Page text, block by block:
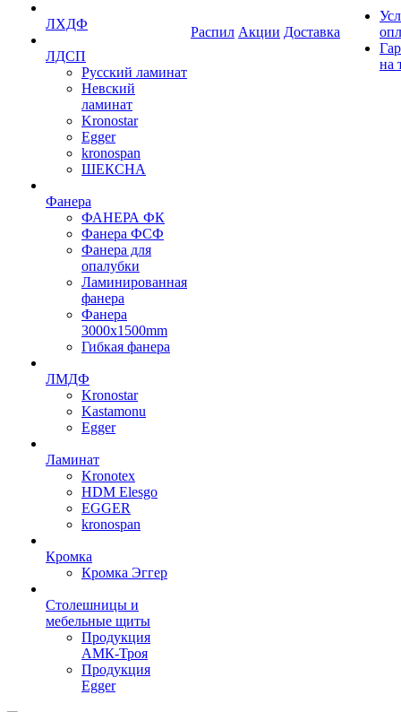
ЛХДФ
ЛДСП
Русский ламинат
Невский
ламинат
Kronostar
Egger
kronospan
ШЕКСНА
Фанера
ФАНЕРА ФК
Фанера ФСФ
Фанера для
опалубки
Ламинированная
фанера
Фанера
3000х1500mm
Гибкая фанера
ЛМДФ
Kronostar
Kastamonu
Egger
Ламинат
Kronotex
HDM Elesgo
EGGER
kronospan
Кромка
Кромка Эггер
Столешницы и
мебельные щиты
Продукция
АМК-Троя
Продукция
Egger
Распил Акции Доставка
на